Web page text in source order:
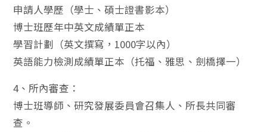
申請人學歷（學士、碩士證書影本）
博士班歷年中英文成績單正本
學習計劃（英文撰寫，1000字以內）
英語能力檢測成績單正本（托福、雅思、劍橋擇一）
4、所內審查：
博士班導師、研究發展委員會召集人、所長共同審
查。